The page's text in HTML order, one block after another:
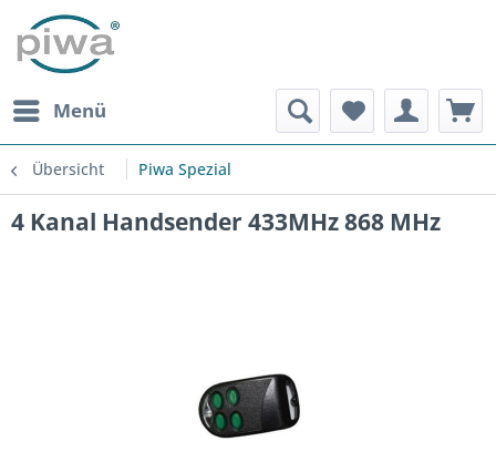
Menü
Übersicht Piwa Spezial
4 Kanal Handsender 433MHz 868 MHz